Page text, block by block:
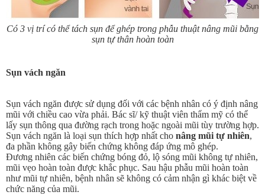
Có 3 vị trí có thể tách sụn để ghép trong phẫu thuật nâng mũi bằng
sụn tự thân hoàn toàn
Sụn vách ngăn
Sụn vách ngăn được sử dụng đối với các bệnh nhân có ý định nâng
mũi với chiều cao vừa phải. Bác sĩ/ kỹ thuật viên thẩm mỹ có thể
lấy sụn thông qua đường rạch trong hoặc ngoài mũi tùy trường hợp.
Sụn vách ngăn là loại sụn thích hợp nhất cho nâng mũi tự nhiên,
đa phần không gây biến chứng không đáp ứng mô ghép.
Đương nhiên các biến chứng bóng đỏ, lộ sóng mũi không tự nhiên,
mũi vẹo hoàn toàn được khắc phục. Sau hậu phẫu mũi hoàn toàn
như mũi tự nhiên, bệnh nhân sẽ không có cảm nhận gì khác biệt về
chức năng của mũi.